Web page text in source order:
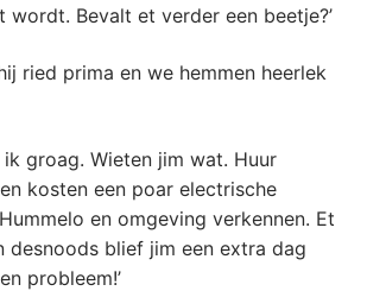
wordt. Bevalt et verder een beetje?’
ried prima en we hemmen heerlek
ik groag. Wieten jim wat. Huur
kosten een poar electrische
en omgeving verkennen. Et
desnoods blief jim een extra dag
probleem!’